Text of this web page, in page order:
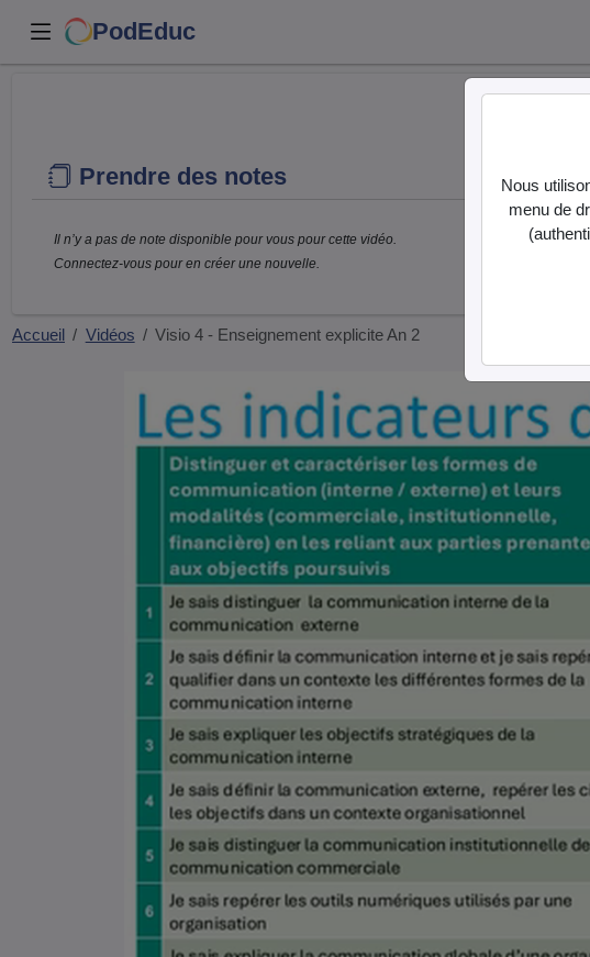
PodEduc
Prendre des notes
Il n’y a pas de note disponible pour vous pour cette vidéo.
Connectez-vous pour en créer une nouvelle.
Accueil Vidéos Visio 4 - Enseignement explicite An 2
Nous
menu de